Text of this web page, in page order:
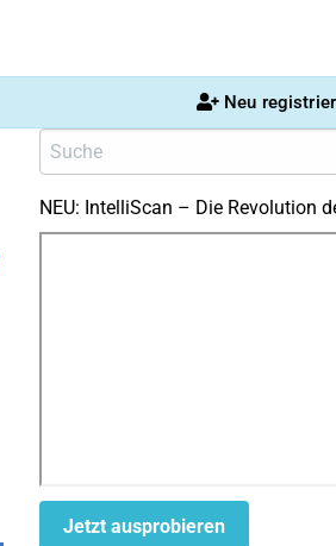
Neu
NEU: IntelliScan – Die Revolution
Jetzt ausprobieren